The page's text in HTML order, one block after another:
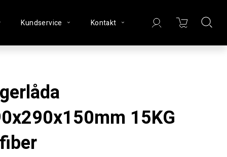
Kundservice Kontakt
15KG